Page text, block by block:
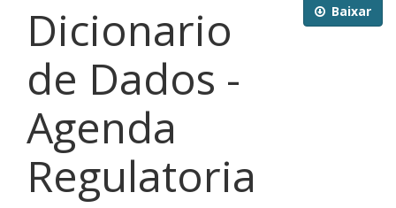
Baixar
Dicionario
de Dados -
Agenda
Regulatoria